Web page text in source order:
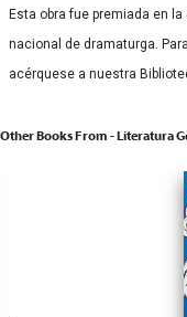
Esta obra fue premiada en
nacional de dramaturga.
acérquese a nuestra
Other Books From - Literatura